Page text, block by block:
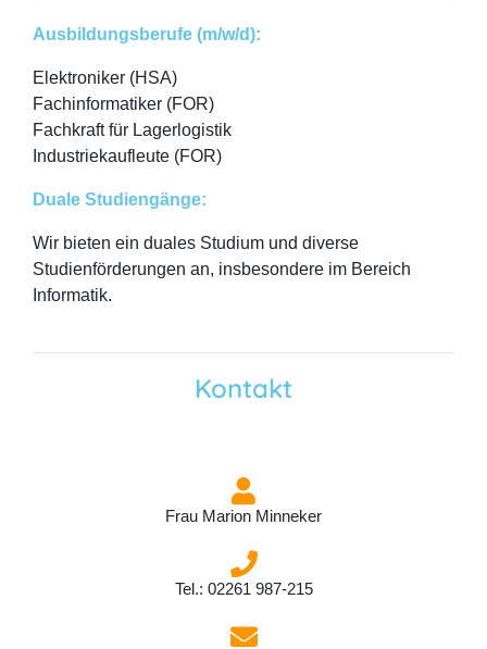
Ausbildungsberufe (m/w/d):
Elektroniker (HSA)
Fachinformatiker (FOR)
Fachkraft für Lagerlogistik
Industriekaufleute (FOR)
Duale Studiengänge:
Wir bieten ein duales Studium und diverse
Studienförderungen an, insbesondere im Bereich
Informatik.
Kontakt
Frau Marion Minneker
Tel.: 02261 987-215